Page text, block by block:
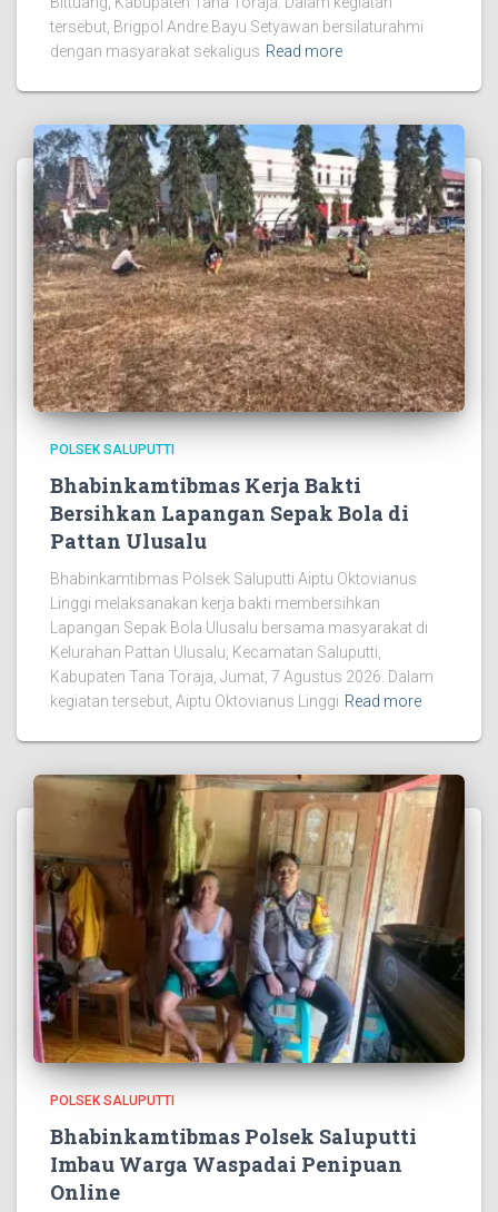
tersebut, Brigpol Andre Bayu Setyawan bersilaturahmi
dengan masyarakat sekaligus Read more
POLSEK SALUPUTTI
Bhabinkamtibmas Kerja Bakti
Bersihkan Lapangan Sepak Bola di
Pattan Ulusalu
Bhabinkamtibmas Polsek Saluputti Aiptu Oktovianus
Linggi melaksanakan kerja bakti membersihkan
Lapangan Sepak Bola Ulusalu bersama masyarakat di
Kelurahan Pattan Ulusalu, Kecamatan Saluputti,
Kabupaten Tana Toraja, Jumat, 7 Agustus 2026. Dalam
kegiatan tersebut, Aiptu Oktovianus Linggi Read more
POLSEK SALUPUTTI
Bhabinkamtibmas Polsek Saluputti
Imbau Warga Waspadai Penipuan
Online